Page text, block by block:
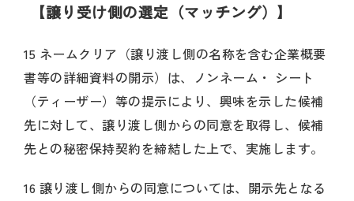
【譲り受け側の選定（マッチング）】
15 ネームクリア（譲り渡し側の名称を含む企業概要
書等の詳細資料の開示）は、ノンネーム・ シート
（ティーザー）等の提示により、興味を示した候補
先に対して、譲り渡し側からの同意を取得し、候補
先との秘密保持契約を締結した上で、実施します。
16 譲り渡し側からの同意については、開示先となる